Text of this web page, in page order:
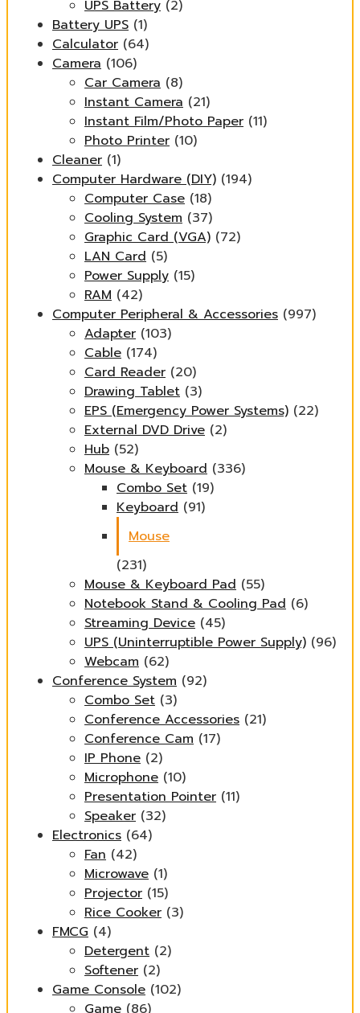
UPS Battery (2)
Battery UPS (1)
Calculator (64)
Camera (106)
Car Camera (8)
Instant Camera (21)
Instant Film/Photo Paper (11)
Photo Printer (10)
Cleaner (1)
Computer Hardware (DIY) (194)
Computer Case (18)
Cooling System (37)
Graphic Card (VGA) (72)
LAN Card (5)
Power Supply (15)
RAM (42)
Computer Peripheral & Accessories (997)
Adapter (103)
Cable (174)
Card Reader (20)
Drawing Tablet (3)
EPS (Emergency Power Systems) (22)
External DVD Drive (2)
Hub (52)
Mouse & Keyboard (336)
Combo Set (19)
Keyboard (91)
Mouse
(231)
Mouse & Keyboard Pad (55)
Notebook Stand & Cooling Pad (6)
Streaming Device (45)
UPS (Uninterruptible Power Supply) (96)
Webcam (62)
Conference System (92)
Combo Set (3)
Conference Accessories (21)
Conference Cam (17)
IP Phone (2)
Microphone (10)
Presentation Pointer (11)
Speaker (32)
Electronics (64)
Fan (42)
Microwave (1)
Projector (15)
Rice Cooker (3)
FMCG (4)
Detergent (2)
Softener (2)
Game Console (102)
Game (86)